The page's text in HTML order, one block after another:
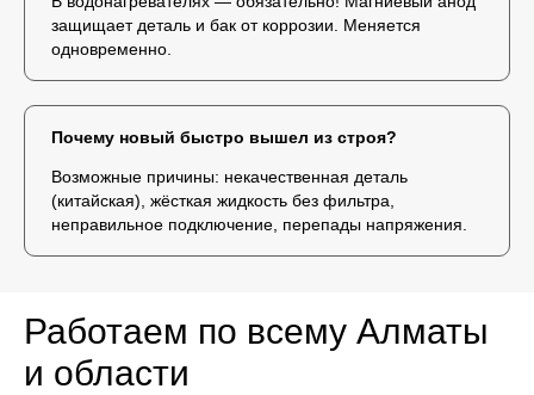
защищает деталь и бак от коррозии. Меняется
одновременно.
Почему новый быстро вышел из строя?
Возможные причины: некачественная деталь
(китайская), жёсткая жидкость без фильтра,
неправильное подключение, перепады напряжения.
Работаем по всему Алматы
и области